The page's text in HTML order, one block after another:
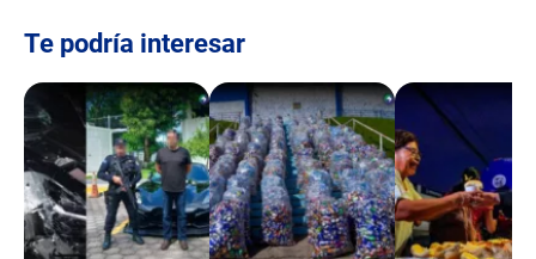
Te podría interesar